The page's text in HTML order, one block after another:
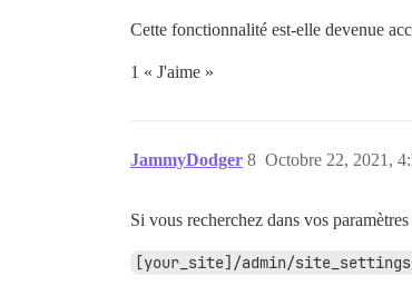
Cette fonctionnalité est-elle devenue
1 « J'aime »
JammyDodger Octobre 22, 2021,
8
Si vous recherchez dans vos
[your_site]/admin/